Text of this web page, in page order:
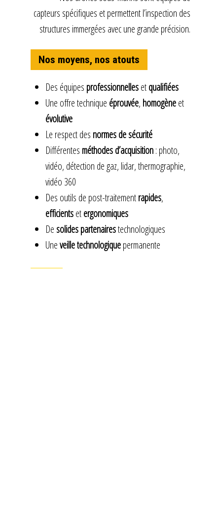
capteurs spécifiques et permettent l’inspection des
structures immergées avec une grande précision.
Nos moyens, nos atouts
Des équipes professionnellesetqualifiées
Une offre technique éprouvée, homogèneet
évolutive
Le respect des normes de sécurité
Différentes méthodes d’acquisition: photo,
vidéo, détection de gaz, lidar, thermographie,
vidéo 360
Des outils de post-traitementrapides,
efficientsetergonomiques
De solides partenairestechnologiques
Uneveille technologiquepermanente